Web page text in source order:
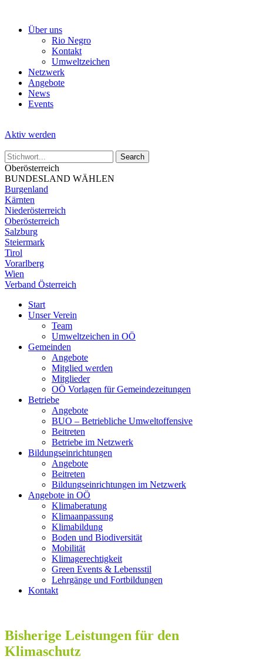
Über uns
Rio Negro
Kontakt
Umweltzeichen
Netzwerk
Angebote
News
Events
Aktiv werden
Oberösterreich
BUNDESLAND WÄHLEN
Burgenland
Kärnten
Niederösterreich
Oberösterreich
Salzburg
Steiermark
Tirol
Vorarlberg
Wien
Verband Österreich
Start
Unser Verein
Team
Umweltzeichen in OÖ
Gemeinden
Angebote
Mitglied werden
Mitglieder
OÖ Vorlagen für Gemeindezeitungen
Betriebe
Angebote
BUO – Betriebliche Umweltoffensive
Beitreten
Betriebe im Netzwerk
Bildungseinrichtungen
Angebote
Beitreten
Bildungseinrichtungen im Netzwerk
Angebote in OÖ
Klimaberatung
Klimaanpassung
Klimabildung
Boden und Biodiversität
Mobilität
Klimagerechtigkeit
Green Events & Lebensstil
Lehrgänge und Fortbildungen
Kontakt
Bisherige Leistungen für den
Klimaschutz